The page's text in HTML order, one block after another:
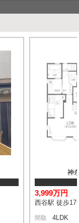
神
3,999万円
西谷駅 徒歩17
間取 4LDK